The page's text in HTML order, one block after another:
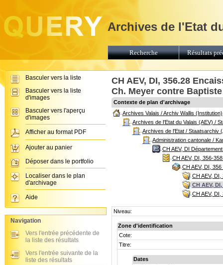
CH AEV, DI, 356.28
Ch. Meyer contre
Contexte de plan d'archivage
Archives Valais / Archiv Wallis (Institution)
Archives de l'Etat du Valais (AEV) /
Archives de l'Etat / Staatsarchiv
Administration cantonale /
CH AEV, DI
CH AEV, DI, 356-
CH AEV, DI,
CH AEV,
CH AEV,
CH AEV,
Niveau:
Zone d'identification
Cote:
Titre:
Dates
Archives de l'Etat
Recherche Résultats
Basculer vers la liste
Basculer vers la liste
d'images
Basculer vers l'aperçu
d'images
Afficher au format PDF
Ajouter au panier
Déposer dans le portfolio
Localiser dans le plan
d'archivage
Aide
Navigation
Vers l'entrée précédente de
la liste des résultats
Vers l'entrée suivante de la
liste des résultats